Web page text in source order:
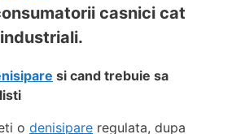
casnici cat
si cand trebuie sa
o denisipare regulata, dupa